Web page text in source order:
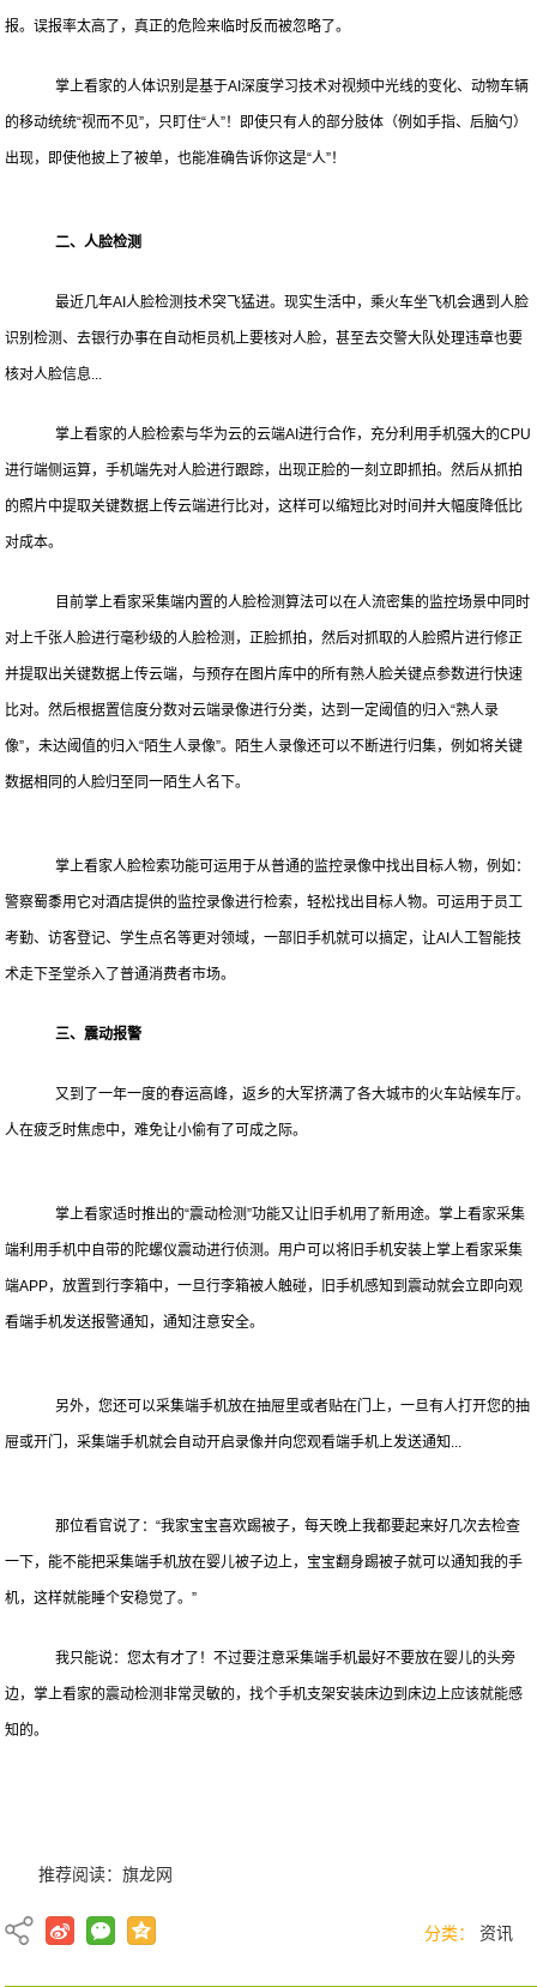
报。误报率太高了，真正的危险来临时反而被忽略了。
掌上看家的人体识别是基于AI深度学习技术对视频中光线的变化、动物车辆
的移动统统“视而不见”，只盯住“人”！即使只有人的部分肢体（例如手指、后脑勺）
出现，即使他披上了被单，也能准确告诉你这是“人”！
二、人脸检测
最近几年AI人脸检测技术突飞猛进。现实生活中，乘火车坐飞机会遇到人脸
识别检测、去银行办事在自动柜员机上要核对人脸，甚至去交警大队处理违章也要
核对人脸信息...
掌上看家的人脸检索与华为云的云端AI进行合作，充分利用手机强大的CPU
进行端侧运算，手机端先对人脸进行跟踪，出现正脸的一刻立即抓拍。然后从抓拍
的照片中提取关键数据上传云端进行比对，这样可以缩短比对时间并大幅度降低比
对成本。
目前掌上看家采集端内置的人脸检测算法可以在人流密集的监控场景中同时
对上千张人脸进行毫秒级的人脸检测，正脸抓拍，然后对抓取的人脸照片进行修正
并提取出关键数据上传云端，与预存在图片库中的所有熟人脸关键点参数进行快速
比对。然后根据置信度分数对云端录像进行分类，达到一定阈值的归入“熟人录
像”，未达阈值的归入“陌生人录像”。陌生人录像还可以不断进行归集，例如将关键
数据相同的人脸归至同一陌生人名下。
掌上看家人脸检索功能可运用于从普通的监控录像中找出目标人物，例如：
警察蜀黍用它对酒店提供的监控录像进行检索，轻松找出目标人物。可运用于员工
考勤、访客登记、学生点名等更对领域，一部旧手机就可以搞定，让AI人工智能技
术走下圣堂杀入了普通消费者市场。
三、震动报警
又到了一年一度的春运高峰，返乡的大军挤满了各大城市的火车站候车厅。
人在疲乏时焦虑中，难免让小偷有了可成之际。
掌上看家适时推出的“震动检测”功能又让旧手机用了新用途。掌上看家采集
端利用手机中自带的陀螺仪震动进行侦测。用户可以将旧手机安装上掌上看家采集
端APP，放置到行李箱中，一旦行李箱被人触碰，旧手机感知到震动就会立即向观
看端手机发送报警通知，通知注意安全。
另外，您还可以采集端手机放在抽屉里或者贴在门上，一旦有人打开您的抽
屉或开门，采集端手机就会自动开启录像并向您观看端手机上发送通知...
那位看官说了：“我家宝宝喜欢踢被子，每天晚上我都要起来好几次去检查
一下，能不能把采集端手机放在婴儿被子边上，宝宝翻身踢被子就可以通知我的手
机，这样就能睡个安稳觉了。”
我只能说：您太有才了！不过要注意采集端手机最好不要放在婴儿的头旁
边，掌上看家的震动检测非常灵敏的，找个手机支架安装床边到床边上应该就能感
知的。
推荐阅读：旗龙网
分类： 资讯